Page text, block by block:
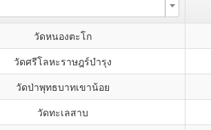
วัดหนองตะโก
วัดศรีโลหะราษฎร์บำรุง
วัดป่าพุทธบาทเขาน้อย
วัดทะเลสาบ